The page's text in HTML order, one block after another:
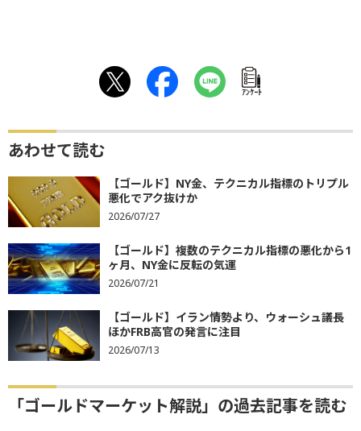
ｱﾝｹｰﾄ
あわせて読む
【ゴールド】NY金、テクニカル指標のトリプル
悪化でアク抜けか
2026/07/27
【ゴールド】複数のテクニカル指標の悪化から1
ヶ月、NY金に反転の気運
2026/07/21
【ゴールド】イラン情勢より、ウォーシュ議長
ほかFRB高官の発言に注目
2026/07/13
「ゴールドマーケット解説」の過去記事を読む